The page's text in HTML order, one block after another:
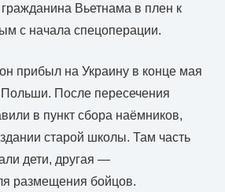
Вьетнама в плен к
с начала спецоперации.
прибыл на Украину в конце мая
После пересечения
в пункт сбора наёмников,
старой школы. Там часть
дети, другая —
размещения бойцов.